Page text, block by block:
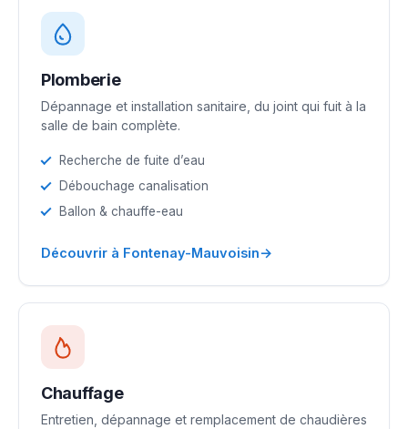
Plomberie
Dépannage et installation sanitaire, du joint qui fuit à la
salle de bain complète.
Recherche de fuite d’eau
Débouchage canalisation
Ballon & chauffe-eau
Découvrir à Fontenay-Mauvoisin→
Chauffage
Entretien, dépannage et remplacement de chaudières